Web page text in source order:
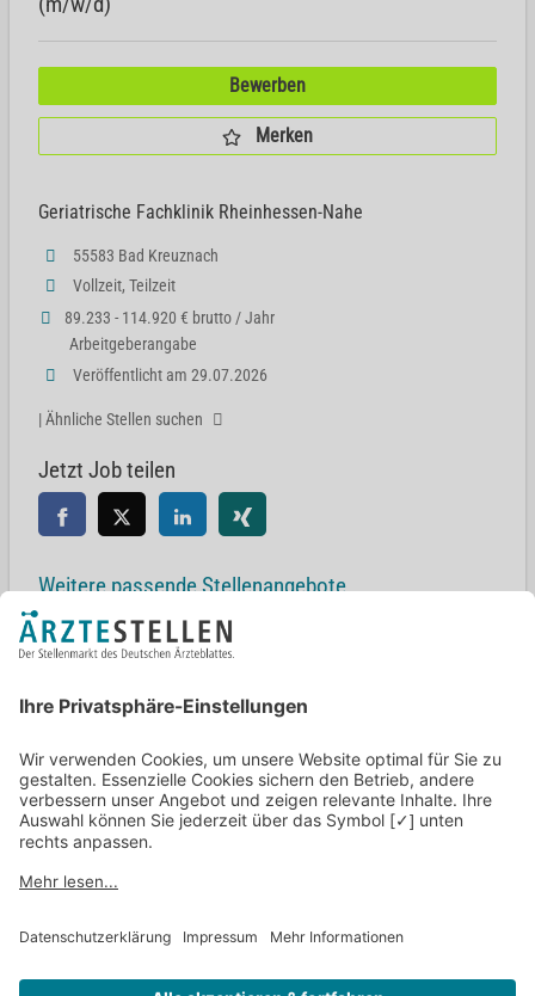
Bewerben
Merken
Geriatrische Fachklinik Rheinhessen-Nahe
55583 Bad Kreuznach
Vollzeit, Teilzeit
89.233 - 114.920 € brutto / Jahr
Arbeitgeberangabe
Veröffentlicht am 29.07.2026
| Ähnliche Stellen suchen
Jetzt Job teilen
Weitere passende Stellenangebote
Departmentleitung (m/w/d) für die Geriatrie
Schönsteinstraße 63, 50825 Köln
Arzt i.W. Innere Medizin (m/w/d)
Oberarzt Geriatrie (m/w/d)
Albert-Schweitzer-Weg 1, 37154 Northeim
Internist / Facharzt für Innere Medizin und Geriatrie (w/m/d)
Hospitalstraße 34, 01471 Radeburg
Zurück